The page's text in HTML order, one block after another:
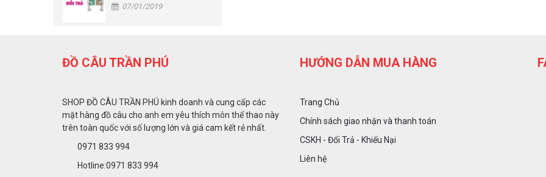
07/01/2019
ĐỒ CÂU TRẦN PHÚ
SHOP ĐỒ CÂU TRẦN PHÚ kinh doanh và cung cấp các
mặt hàng đồ câu cho anh em yêu thích môn thể thao này
trên toàn quốc với số lượng lớn và giá cam kết rẻ nhất.
0971 833 994
Hotline:0971 833 994
HƯỚNG DẪN MUA HÀNG
Trang Chủ
Chính sách giao nhận và thanh toán
CSKH - Đổi Trả - Khiếu Nại
Liên hệ